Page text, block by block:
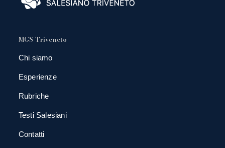
MGS Triveneto
Chi siamo
Esperienze
Rubriche
Testi Salesiani
Contatti